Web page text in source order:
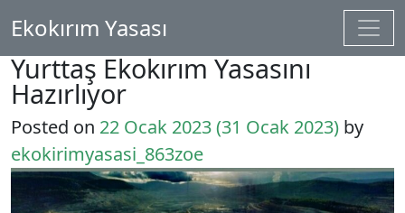
Ana gezinti
Ekokırım Yasası
Yurttaş Ekokırım Yasasını
Hazırlıyor
Posted on 22 Ocak 2023(31 Ocak 2023) by
ekokirimyasasi_863zoe